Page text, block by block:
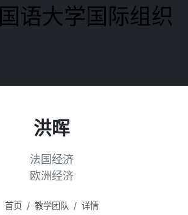
洪晖
法国经济
欧洲经济
首页 教学团队 详情